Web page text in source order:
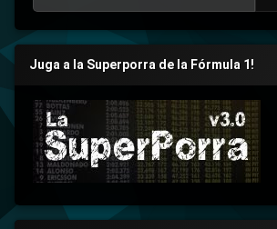
Juga a la Superporra de la Fórmula 1!